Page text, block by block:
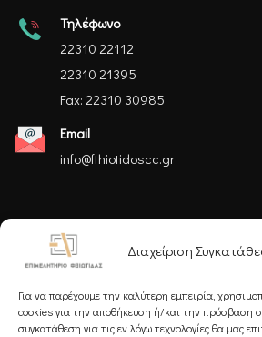
Διαχείριση
Για να παρέχουμε την καλύτερη εμπειρία,
cookies για την αποθήκευση ή/και την πρόσβαση
συγκατάθεση για τις εν λόγω τεχνολογίες θα μας
Τηλέφωνο
22310 22112
22310 21395
Fax: 22310 30985
Email
info@fthiotidoscc.gr
Ακολουθήστε μας